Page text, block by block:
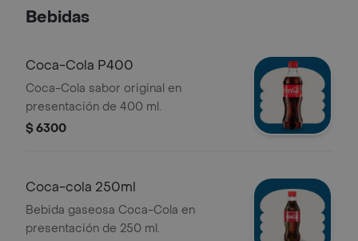
Bebidas
Coca-Cola P400
Coca-Cola sabor original en
presentación de 400 ml.
$ 6300
Coca-cola 250ml
Bebida gaseosa Coca-Cola en
presentación de 250 ml.